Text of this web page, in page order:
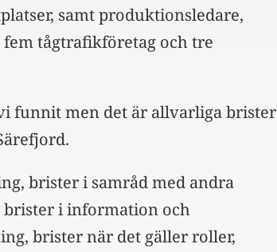
samt produktionsledare,
tågtrafikföretag och tre
funnit men det är allvarliga brister
brister i samråd med andra
i information och
brister när det gäller roller,